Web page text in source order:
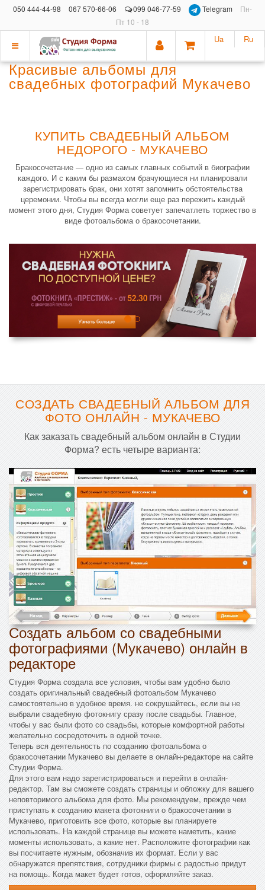
050 444-44-98 067 570-66-06 099 046-77-59 Telegram
Пн-
Пт 10 - 18
Показать
меню
Ua Ru
Красивые альбомы для
свадебных фотографий Мукачево
КУПИТЬ СВАДЕБНЫЙ АЛЬБОМ
НЕДОРОГО - МУКАЧЕВО
Бракосочетание — одно из самых главных событий в биографии
каждого. И с каким бы размахом брачующиеся ни планировали
зарегистрировать брак, они хотят запомнить обстоятельства
церемонии. Чтобы вы всегда могли еще раз пережить каждый
момент этого дня, Студия Форма советует запечатлеть торжество в
виде фотоальбома о бракосочетании.
СОЗДАТЬ СВАДЕБНЫЙ АЛЬБОМ ДЛЯ
ФОТО ОНЛАЙН - МУКАЧЕВО
Как заказать свадебный альбом онлайн в Студии
Форма? есть четыре варианта:
Создать альбом со свадебными
фотографиями (Мукачево) онлайн в
редакторе
Студия Форма создала все условия, чтобы вам удобно было
создать оригинальный свадебный фотоальбом Мукачево
самостоятельно в удобное время. не сокрушайтесь, если вы не
выбрали свадебную фотокнигу сразу после свадьбы. Главное,
чтобы у вас были фото со свадьбы, которые комфортной работы
желательно сосредоточить в одной точке.
Теперь вся деятельность по созданию фотоальбома о
бракосочетании Мукачево вы делаете в онлайн-редакторе на сайте
Студии Форма.
Для этого вам надо зарегистрироваться и перейти в онлайн-
редактор. Там вы сможете создать страницы и обложку для вашего
неповторимого альбома для фото. Мы рекомендуем, прежде чем
приступать к созданию макета фотокниги о бракосочетании в
Мукачево, приготовить все фото, которые вы планируете
использовать. На каждой странице вы можете наметить, какие
моменты использовать, а какие нет. Расположите фотографии как
вы посчитаете нужным, обозначив их формат. Если у вас
обнаружатся препятствия, сотрудники фирмы с радостью придут
на помощь. Когда макет будет готов, оформляйте заказ.